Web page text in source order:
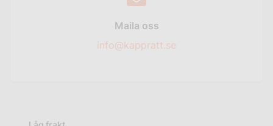
Maila oss
info@kappratt.se